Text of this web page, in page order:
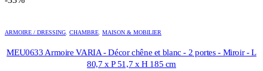
ARMOIRE / DRESSING CHAMBRE MAISON & MOBILIER
MEU0633 Armoire VARIA - Décor chêne et blanc - 2 portes - Miroir - L
80,7 x P 51,7 x H 185 cm